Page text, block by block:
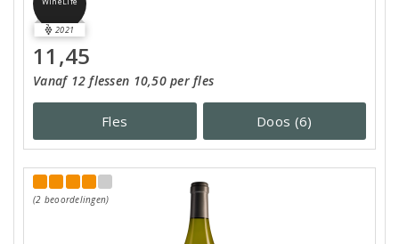
2021
11,45
Vanaf 12 flessen 10,50 per fles
Fles Doos (6)
(2 beoordelingen)